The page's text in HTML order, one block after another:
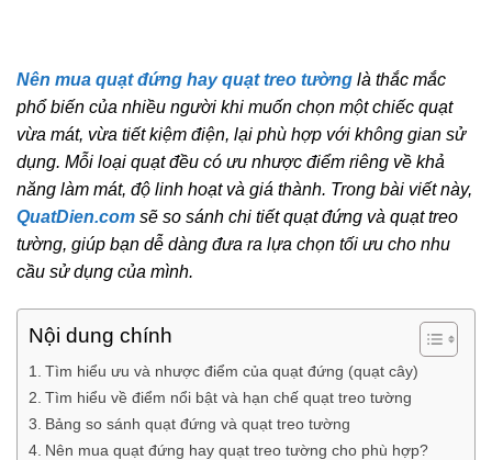
Nên mua quạt đứng hay quạt treo tường là thắc mắc
phổ biến của nhiều người khi muốn chọn một chiếc quạt
vừa mát, vừa tiết kiệm điện, lại phù hợp với không gian sử
dụng. Mỗi loại quạt đều có ưu nhược điểm riêng về khả
năng làm mát, độ linh hoạt và giá thành. Trong bài viết này,
QuatDien.com sẽ so sánh chi tiết quạt đứng và quạt treo
tường, giúp bạn dễ dàng đưa ra lựa chọn tối ưu cho nhu
cầu sử dụng của mình.
Nội dung chính
Tìm hiểu ưu và nhược điểm của quạt đứng (quạt cây)
Tìm hiểu về điểm nổi bật và hạn chế quạt treo tường
Bảng so sánh quạt đứng và quạt treo tường
Nên mua quạt đứng hay quạt treo tường cho phù hợp?